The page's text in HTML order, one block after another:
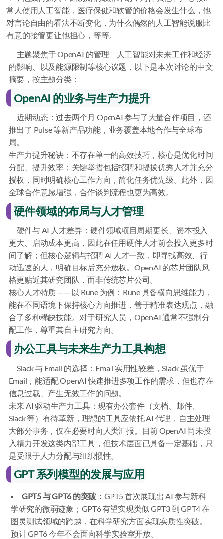
常人使用人工智能，医疗保健和软管的价格会发生什么，他
对言论自由的看法不断变化，为什么偶然的人工智能说服比
有意的接管更让他担心，等等。
主题聚焦于 OpenAI 的管理、人工智能对未来工作和经济
的影响、以及能源限制等核心议题，以下是本次讨论的中文
摘要，按主题分类：
OpenAI 的业务与生产力提升
近期动态：过去两个月 OpenAI 参与了大量合作项目，还
推出了 Pulse 等新产品功能，业务覆盖本地合作与全球布
局。
生产力提升秘诀：不存在单一的高效技巧，核心是优化时间
分配、提升效率；关键举措包括招聘和提拔优秀人才并充分
授权，同时明确核心工作方向，简化任务优先级。此外，因
全球合作意愿增强，合作谈判流程也更为高效。
硬件领域的布局与人才管理
硬件与 AI 人才差异：硬件领域项目周期更长、资本投入
更大、启动成本更高，因此在任用硬件人才前会投入更多时
间了解；但核心逻辑与招聘 AI 人才一致，即寻找高效、行
动迅速的人，明确目标后充分放权。OpenAI 的芯片团队风
格更贴近其研究团队，而非传统芯片公司。
核心人才特质 —— 以 Rune 为例：Rune 具备横向思维能力，
能在不同语境下保持核心方向推进，善于精准表达观点，融
合了多种稀缺技能。对于研究人员，OpenAI 通常不强制分
配工作，尊重其自主研究方向。
办公工具与未来生产力工具构想
Slack 与 Email 的选择：Email 实用性较差，Slack 虽优于
Email，能适配 OpenAI 快速推进多项工作的需求，但也存在
信息过载、产生无效工作的问题。
未来 AI 驱动生产力工具：现有办公套件（文档、邮件、
Slack 等）有待革新，理想的工具应依托 AI 代理，自主处理
大部分事务，仅在必要时向人类汇报。目前 OpenAI 尚未投
入精力开发这类内部工具，但技术层面已具备一定基础，只
是受限于人力分配与组织惯性。
GPT 系列模型的发展与应用
GPT5 与 GPT6 的突破：GPT5 首次展现出 AI 参与新科
学研究的微弱迹象；GPT6 有望实现类似 GPT3 到 GPT4 在
图灵测试领域的跨越，在科学研究方面实现实质性突破。
预计 GPT6 今年不会面向科学实验室开放。